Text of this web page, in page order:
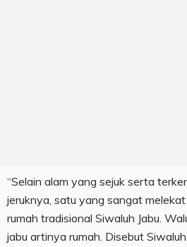
“Selain alam yang sejuk serta
jeruknya, satu yang sangat
rumah tradisional Siwaluh Jabu.
jabu artinya rumah. Disebut